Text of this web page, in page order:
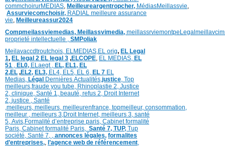
commchoirurMEDIAS, Meilleureargentropcher, MédiasMeillassvie,
Assurviecomchoisir, RADIAL meilleure assurance
vie, Meilleureassur2024
Compmeilassviemedias, Meillassvimedia, meillassrviemontpe
proprieté intellectuelle , SMPoliak
Meilavaccdtroutchois, ELMEDIAS,EL orig, EL Legal
1, EL legal 2 EL legal 3 ,ELCOPE, EL MEDIAS, EL
51 , EL0, ELaegt , EL, EL1, EL
2,EL ,EL2, EL3, EL4, EL5, EL 6, EL 7 EL
Medias, Légal Dernières Actualités,justice, Top
meilleurs,fraude you tube, Rhinoplastie 2, Justice
2, clinique, Santé 1, beauté, refus 2, Droit Internet
2, justice , Santé
,meilleurs, meilleurs, meilleurenfrance, topmeilleur, consommation,
meilleur , meilleurs 3,Droit Internet, meilleurs 3, santé
5, Avis,Formalité d’entreprise paris, Cabinet formalité
Paris, Cabinet formalité Paris, Santé 7, TUP, Tup
société, Santé 7, , annonces légales, formalites
d’entreprises,, l’agence web de référencement,